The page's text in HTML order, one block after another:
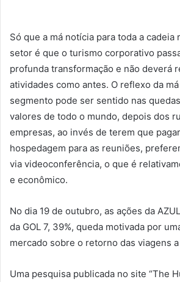
Só que a má notícia para toda a cadeia
setor é que o turismo corporativo
profunda transformação e não deverá
atividades como antes. O reflexo da
segmento pode ser sentido nas
valores de todo o mundo, depois dos
empresas, ao invés de terem que
hospedagem para as reuniões,
via videoconferência, o que é
e econômico.
No dia 19 de outubro, as ações da
da GOL 7, 39%, queda motivada por
mercado sobre o retorno das viagens a
Uma pesquisa publicada no site “The